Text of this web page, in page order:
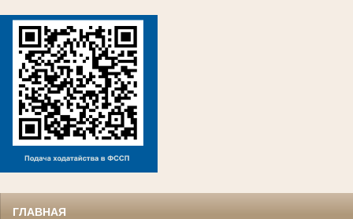
ГЛАВНАЯ